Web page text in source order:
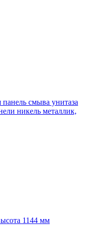
смыва унитаза
никель металлик,
1144 мм